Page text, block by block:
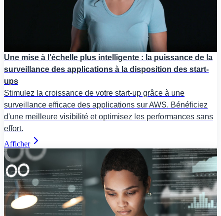
Une mise à l’échelle plus intelligente : la puissance de la
surveillance des applications à la disposition des start-
ups
Stimulez la croissance de votre start-up grâce à une
surveillance efficace des applications sur AWS. Bénéficiez
d'une meilleure visibilité et optimisez les performances sans
effort.
Afficher